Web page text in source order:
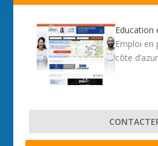
Education
Emploi en
côte d’azur